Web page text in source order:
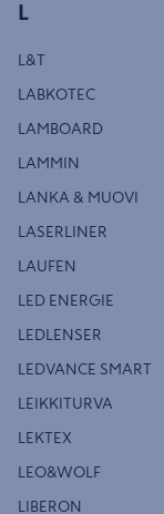
L
L&T
LABKOTEC
LAMBOARD
LAMMIN
LANKA & MUOVI
LASERLINER
LAUFEN
LED ENERGIE
LEDLENSER
LEDVANCE SMART
LEIKKITURVA
LEKTEX
LEO&WOLF
LIBERON